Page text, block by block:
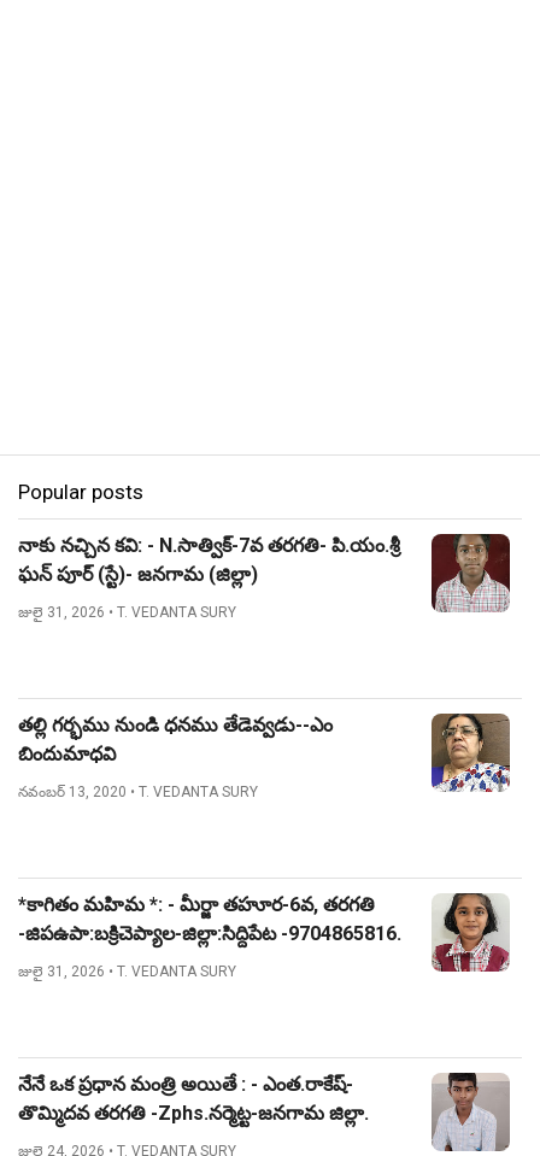
Popular posts
నాకు నచ్చిన కవి: - N.సాత్విక్-7వ తరగతి- పి.యం.శ్రీ
ఘన్ పూర్ (స్టే)- జనగామ (జిల్లా)
జులై 31, 2026 • T. VEDANTA SURY
తల్లి గర్భము నుండి ధనము తేడెవ్వడు--ఎం
బిందుమాధవి
నవంబర్ 13, 2020 • T. VEDANTA SURY
*కాగితం మహిమ *: - మీర్జా తహూర-6వ, తరగతి
-జిపఉపా:బక్రిచెప్యాల-జిల్లా:సిద్దిపేట -9704865816.
జులై 31, 2026 • T. VEDANTA SURY
నేనే ఒక ప్రధాన మంత్రి అయితే : - ఎంత.రాకేష్-
తొమ్మిదవ తరగతి -Zphs.నర్మెట్ట-జనగామ జిల్లా.
జులై 24, 2026 • T. VEDANTA SURY